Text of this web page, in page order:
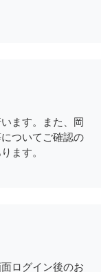
ます。また、岡
ついてご確認の
ます。
ログイン後のお